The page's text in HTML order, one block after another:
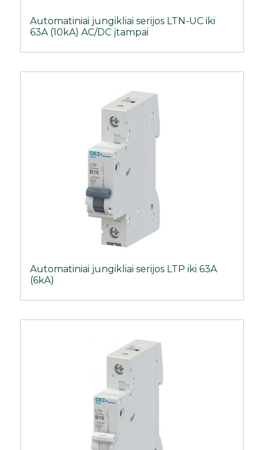
Automatiniai jungikliai serijos LTN-UC iki
63A (10kA) AC/DC įtampai
Automatiniai jungikliai serijos LTP iki 63A
(6kA)